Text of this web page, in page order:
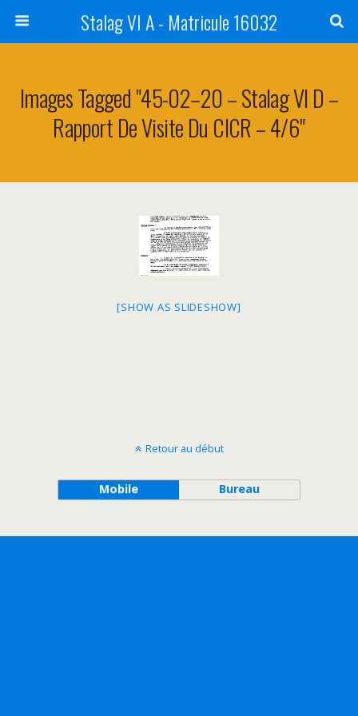
Stalag VI A - Matricule 16032
Images Tagged "45-02–20 – Stalag VI D –
Rapport De Visite Du CICR – 4/6"
[SHOW AS SLIDESHOW]
Retour au début
Mobile Bureau